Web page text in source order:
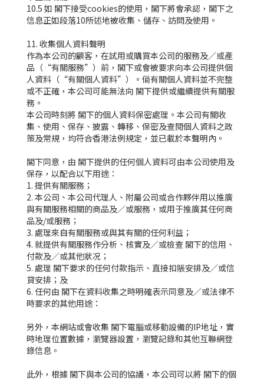
10.5 如 閣下接受cookies的使用，閣下將會承認，閣下之
信息正如段落10所述地被收集、儲存、訪問及使用。
11. 收集個人資料聲明
作為本公司的顧客，在試用或購買本公司的服務及／或產
品（“有關服務”）前，閣下或會被要求向本公司提供個
人資料（“有關個人資料”）。倘有關個人資料並不完整
或不正確，本公司可能無法向 閣下提供或繼續提供有關服
務。
本公司時刻將 閣下的個人資料保密處理。本公司有關收
集、使用、保存、披露、轉移、保密及查閱個人資料之政
策及常規，均符合香港法例規定，並已載於本聲明內。
閣下同意，由 閣下提供的任何個人資料可由本公司使用及
保存，以配合以下用途：
1. 提供有關服務；
2. 本公司、本公司代理人、附屬公司或合作夥伴用以推廣
與有關服務相關的商品及／或服務，或用于推廣其任何商
品及/或服務；
3. 處理來自有關服務或與其有關的任何利益；
4. 就提供有關服務作分析、核實及／或檢查 閣下的信用、
付款及／或其他狀况；
5. 處理 閣下要求的任何付款指示、直接扣賬安排及／或信
貸安排；及
6. 任何由 閣下在資料收集之時明確表示同意及／或法律不
時要求的其他用途：
另外，本網站或會收集 閣下電腦或移動設備的IP地址，實
時地理位置數據，瀏覽器設置，瀏覽記錄和其他互聯網登
錄信息。
此外，根據 閣下與本公司的協議，本公司可以將 閣下的個